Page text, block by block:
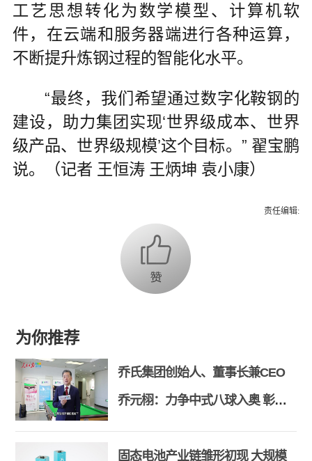
工艺思想转化为数学模型、计算机软
件，在云端和服务器端进行各种运算，
不断提升炼钢过程的智能化水平。
“最终，我们希望通过数字化鞍钢的
建设，助力集团实现‘世界级成本、世界
级产品、世界级规模’这个目标。” 翟宝鹏
说。（记者 王恒涛 王炳坤 袁小康）
责任编辑:
为你推荐
乔氏集团创始人、董事长兼CEO
乔元栩：力争中式八球入奥 彰显
和合共生精神
固态电池产业链雏形初现 大规模